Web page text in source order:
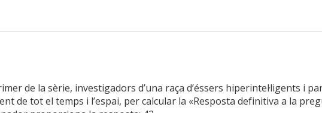
de la sèrie, investigadors d’una raça d’éssers hiperintel·ligents i
de tot el temps i l’espai, per calcular la «Resposta definitiva a la